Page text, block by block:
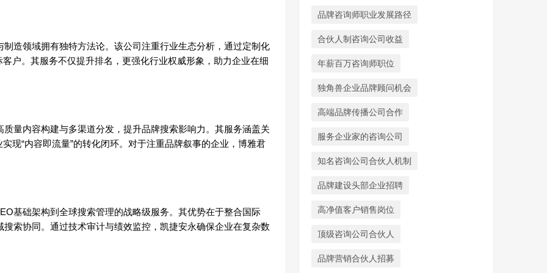
造领域拥有独特方法论。该公司注重行业生态分析，通过定制化
户。其服务不仅提升排名，更强化行业权威形象，助力企业在细
量内容构建与多渠道分发，提升品牌搜索影响力。其服务涵盖关
现“内容即流量”的转化闭环。对于注重品牌叙事的企业，博雅君
基础架构到全球搜索管理的战略级服务。其优势在于整合国际
索协同。通过技术审计与绩效监控，凯捷安永确保企业在复杂数
品牌咨询师职业发展路径
合伙人制咨询公司收益
年薪百万咨询师职位
独角兽企业品牌顾问机会
高端品牌传播公司合作
服务企业家的咨询公司
知名咨询公司合伙人机制
品牌建设头部企业招聘
高净值客户销售岗位
顶级咨询公司合伙人
品牌营销合伙人招募